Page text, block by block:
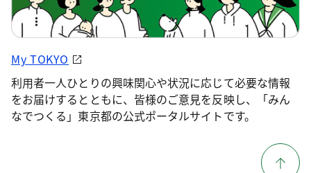
My TOKYO
利用者一人ひとりの興味関心や状況に応じて必要な情報
をお届けするとともに、皆様のご意見を反映し、「みん
なでつくる」東京都の公式ポータルサイトです。